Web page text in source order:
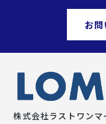
お
株式会社ラストワン